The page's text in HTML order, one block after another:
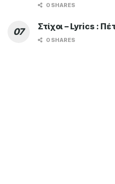
0 SHARES
Στίχοι – Lyrics :
0 SHARES